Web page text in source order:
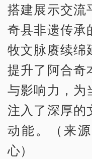
搭建展示交流
奇县非遗传承
牧文脉赓续绵
提升了阿合奇
与影响力，为
注入了深厚的
动能。（来
心）